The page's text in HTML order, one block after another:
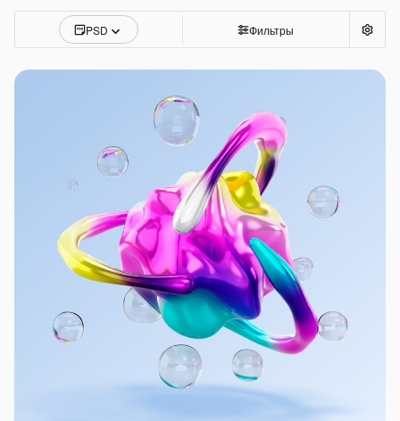
PSD Фильтры